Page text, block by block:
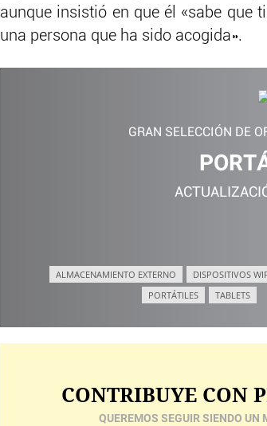
aunque insistió en que él «sabe que
una persona que ha sido acogida».
GRAN SELECCIÓN DE
ALMACENAMIENTO EXTERNO DISPOSITIVOS
PORTÁTILES
TABLETS
CONTRIBUYE CON
QUEREMOS SEGUIR SIENDO UN